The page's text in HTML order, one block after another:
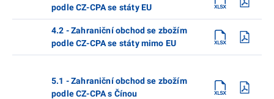
podle CZ-CPA se státy EU
4.2 - Zahraniční obchod se zbožím
podle CZ-CPA se státy mimo EU
5.1 - Zahraniční obchod se zbožím
podle CZ-CPA s Čínou